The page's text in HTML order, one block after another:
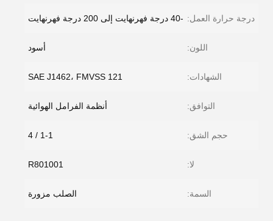
درجة حرارة العمل: -40 درجة فهرنهايت إلى 200 درجة فهرنهايت
اللون: أسود
الشهادات: SAE J1462، FMVSS 121
التوافق: أنظمة الفرامل الهوائية
حجم الشق: 1-1 / 4
لا: R801001
السمة: الصلب مزورة